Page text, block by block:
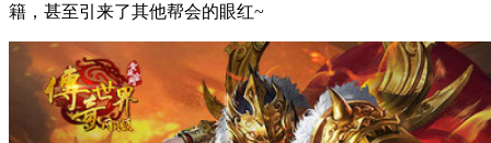
籍，甚至引来了其他帮会的眼红~